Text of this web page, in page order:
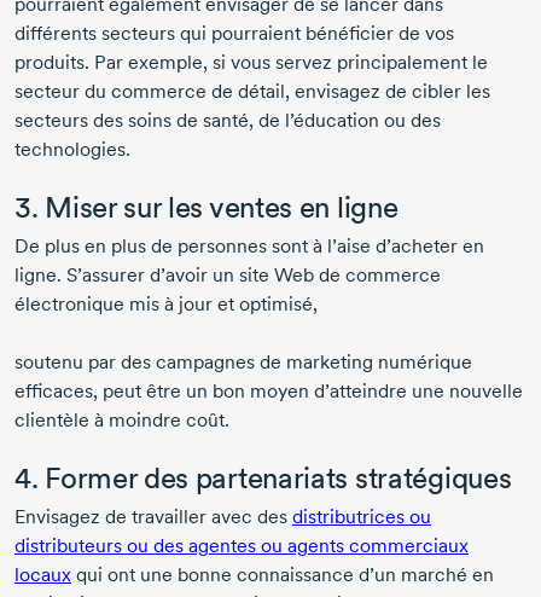
différents secteurs qui pourraient bénéficier de vos
produits. Par exemple, si vous servez principalement le
secteur du commerce de détail, envisagez de cibler les
secteurs des soins de santé, de l’éducation ou des
technologies.
3. Miser sur les ventes en ligne
De plus en plus de personnes sont à l’aise d’acheter en
ligne. S’assurer d’avoir un site Web de commerce
électronique mis à jour et optimisé,
soutenu par des campagnes de marketing numérique
efficaces, peut être un bon moyen d’atteindre une nouvelle
clientèle à moindre coût.
4. Former des partenariats stratégiques
Envisagez de travailler avec des distributrices ou
distributeurs ou des agentes ou agents commerciaux
locaux qui ont une bonne connaissance d’un marché en